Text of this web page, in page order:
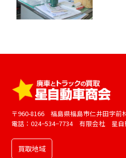
〒960-8166 福島県福島市仁井田字前
電話：024−534−7734 有限会社 星自
買取地域